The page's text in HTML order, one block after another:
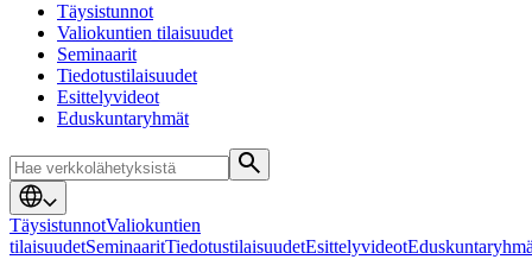
Täysistunnot
Valiokuntien tilaisuudet
Seminaarit
Tiedotustilaisuudet
Esittelyvideot
Eduskuntaryhmät
TäysistunnotValiokuntien
tilaisuudetSeminaaritTiedotustilaisuudetEsittelyvideot